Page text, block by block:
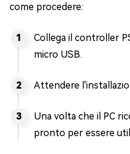
come procedere:
Collega il controller
micro USB.
Attendere
Una volta che il PC
pronto per essere